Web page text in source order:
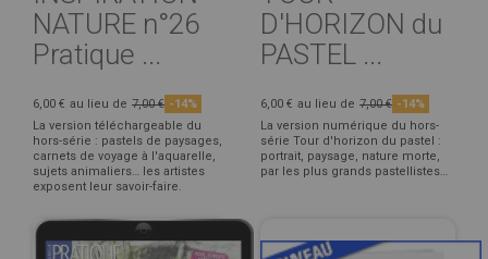
NATURE n°26
Pratique ...
6,00 € au lieu de 7,00 € -14%
La version téléchargeable du
hors-série : pastels de paysages,
carnets de voyage à l'aquarelle,
sujets animaliers… les artistes
exposent leur savoir-faire.
D'HORIZON du
PASTEL ...
6,00 € au lieu de 7,00 € -14%
La version numérique du hors-
série Tour d'horizon du pastel :
portrait, paysage, nature morte,
par les plus grands pastellistes…